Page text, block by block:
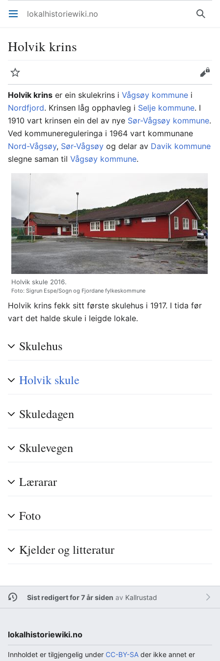
Åpne hovedmenyen lokalhistoriewiki.no Søk
Holvik krins
Overvåk
Rediger
Holvik krins er ein skulekrins i Vågsøy kommune i
Nordfjord. Krinsen låg opphavleg i Selje kommune. I
1910 vart krinsen ein del av nye Sør-Vågsøy kommune.
Ved kommunereguleringa i 1964 vart kommunane
Nord-Vågsøy, Sør-Vågsøy og delar av Davik kommune
slegne saman til Vågsøy kommune.
Holvik skule 2016.
Foto: Sigrun Espe/Sogn og Fjordane fylkeskommune
Holvik krins fekk sitt første skulehus i 1917. I tida før
vart det halde skule i leigde lokale.
Skulehus
Holvik skule
Skuledagen
Skulevegen
Lærarar
Foto
Kjelder og litteratur
Sist redigert for 7 år siden av Kallrustad
lokalhistoriewiki.no
Innholdet er tilgjengelig under CC-BY-SA der ikke annet er